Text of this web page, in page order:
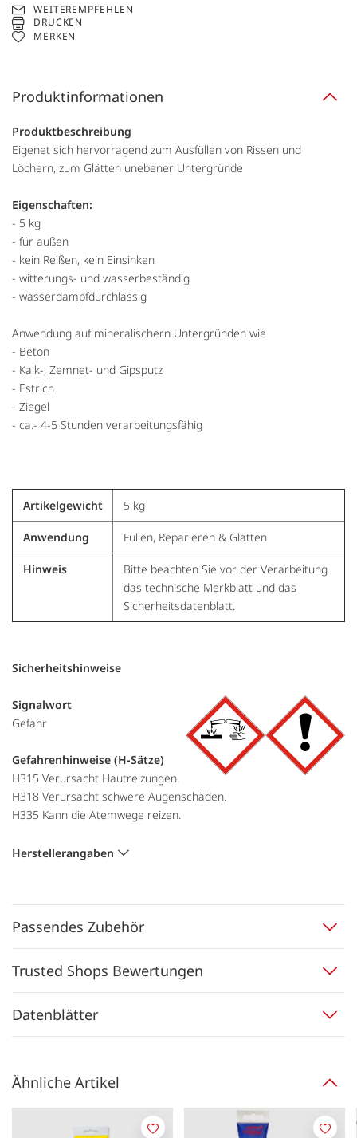
WEITEREMPFEHLEN
DRUCKEN
MERKEN
Produktinformationen
Produktbeschreibung
Eigenet sich hervorragend zum Ausfüllen von Rissen und
Löchern, zum Glätten unebener Untergründe
Eigenschaften:
- 5 kg
- für außen
- kein Reißen, kein Einsinken
- witterungs- und wasserbeständig
- wasserdampfdurchlässig
Anwendung auf mineralischern Untergründen wie
- Beton
- Kalk-, Zemnet- und Gipsputz
- Estrich
- Ziegel
- ca.- 4-5 Stunden verarbeitungsfähig
Artikelgewicht 5 kg
Anwendung Füllen, Reparieren & Glätten
Hinweis
Bitte beachten Sie vor der Verarbeitung
das technische Merkblatt und das
Sicherheitsdatenblatt.
Sicherheitshinweise
Signalwort
Gefahr
Gefahrenhinweise (H-Sätze)
H315 Verursacht Hautreizungen.
H318 Verursacht schwere Augenschäden.
H335 Kann die Atemwege reizen.
Herstellerangaben
Passendes Zubehör
Trusted Shops Bewertungen
Datenblätter
Ähnliche Artikel